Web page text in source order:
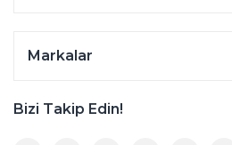
Markalar
Bizi Takip Edin!